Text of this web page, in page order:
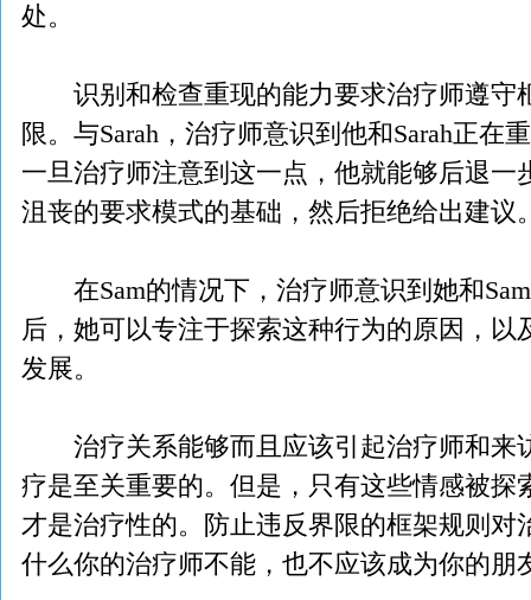
处。
识别和检查重现的能力要求治疗师遵守
限。与Sarah，治疗师意识到他和Sarah正在
一旦治疗师注意到这一点，他就能够后退一
沮丧的要求模式的基础，然后拒绝给出建议
在Sam的情况下，治疗师意识到她和
后，她可以专注于探索这种行为的原因，以
发展。
治疗关系能够而且应该引起治疗师和来
疗是至关重要的。但是，只有这些情感被探
才是治疗性的。防止违反界限的框架规则对
什么你的治疗师不能，也不应该成为你的朋